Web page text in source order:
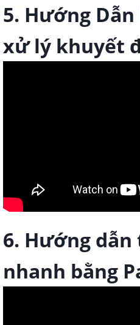
5. Hướng
xử lý khuyết
6. Hướng dẫn
nhanh bằng